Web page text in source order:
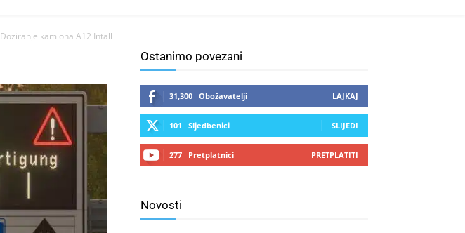
Doziranje kamiona A12 Intall
Ostanimo povezani
31,300 Obožavatelji LAJKAJ
101 Sljedbenici SLIJEDI
277 Pretplatnici PRETPLATITI
Novosti